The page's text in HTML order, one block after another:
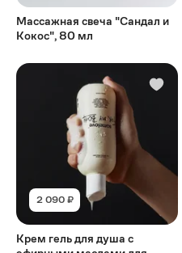
Массажная свеча "Сандал и
Кокос", 80 мл
2 090 ₽
Крем гель для душа с